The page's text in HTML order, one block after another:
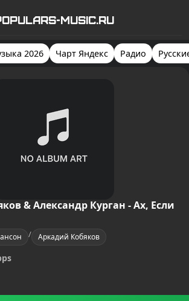
MUSIC.RU
2026 Чарт Яндекс Радио
& Александр Курган - Ах, Если
/ Аркадий Кобяков